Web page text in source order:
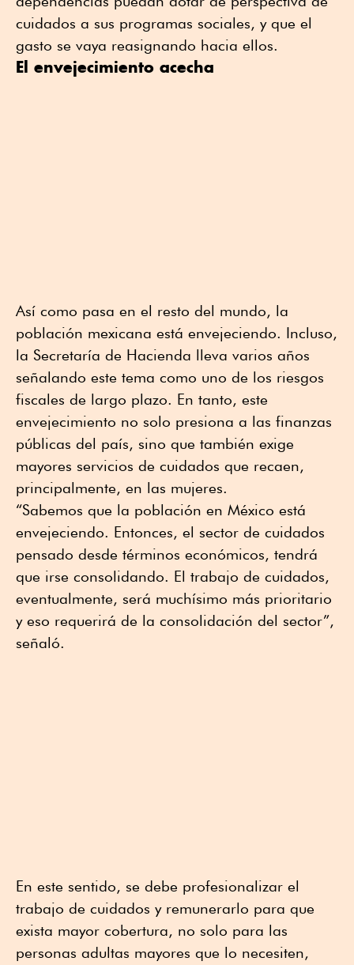
cuidados a sus programas sociales, y que el
gasto se vaya reasignando hacia ellos.
El envejecimiento acecha
Así como pasa en el resto del mundo, la
población mexicana está envejeciendo. Incluso,
la Secretaría de Hacienda lleva varios años
señalando este tema como uno de los riesgos
fiscales de largo plazo. En tanto, este
envejecimiento no solo presiona a las finanzas
públicas del país, sino que también exige
mayores servicios de cuidados que recaen,
principalmente, en las mujeres.
“Sabemos que la población en México está
envejeciendo. Entonces, el sector de cuidados
pensado desde términos económicos, tendrá
que irse consolidando. El trabajo de cuidados,
eventualmente, será muchísimo más prioritario
y eso requerirá de la consolidación del sector”,
señaló.
En este sentido, se debe profesionalizar el
trabajo de cuidados y remunerarlo para que
exista mayor cobertura, no solo para las
personas adultas mayores que lo necesiten,